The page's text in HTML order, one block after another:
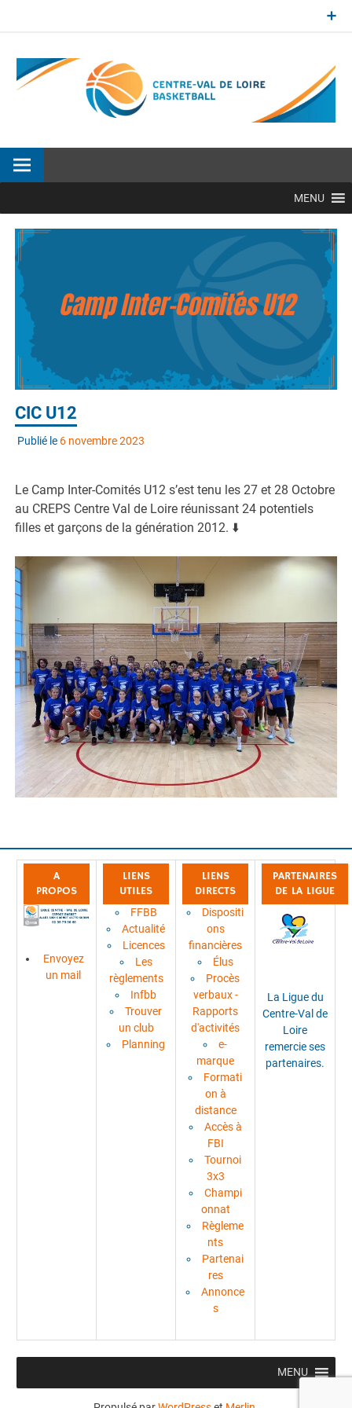
MENU
CIC U12
Publié le 6 novembre 2023
Le Camp Inter-Comités U12 s’est tenu les 27 et 28 Octobre
au CREPS Centre Val de Loire réunissant 24 potentiels
filles et garçons de la génération 2012. ⬇️
A
PROPOS
Envoyez
un mail
LIENS
UTILES
FFBB
Actualité
Licences
Les
règlements
Infbb
Trouver
un club
Planning
LIENS
DIRECTS
Dispositi
ons
financières
Élus
Procès
verbaux -
Rapports
d'activités
e-
marque
Formati
on à
distance
Accès à
FBI
Tournoi
3x3
Champi
onnat
Règleme
nts
Partenai
res
Annonce
s
PARTENAIRES
DE LA LIGUE
La Ligue du
Centre-Val de
Loire
remercie ses
partenaires.
MENU